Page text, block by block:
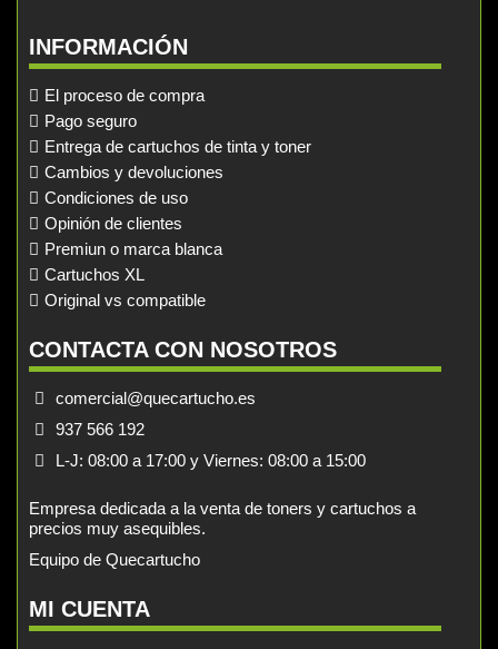
INFORMACIÓN
El proceso de compra
Pago seguro
Entrega de cartuchos de tinta y toner
Cambios y devoluciones
Condiciones de uso
Opinión de clientes
Premiun o marca blanca
Cartuchos XL
Original vs compatible
CONTACTA CON NOSOTROS
comercial@quecartucho.es
937 566 192
L-J: 08:00 a 17:00 y Viernes: 08:00 a 15:00
Empresa dedicada a la venta de toners y cartuchos a
precios muy asequibles.
Equipo de Quecartucho
MI CUENTA